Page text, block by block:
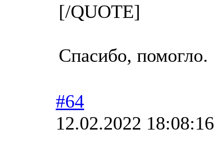
[/QUOTE]
Спасибо, помогло.
#64
12.02.2022 18:08:16